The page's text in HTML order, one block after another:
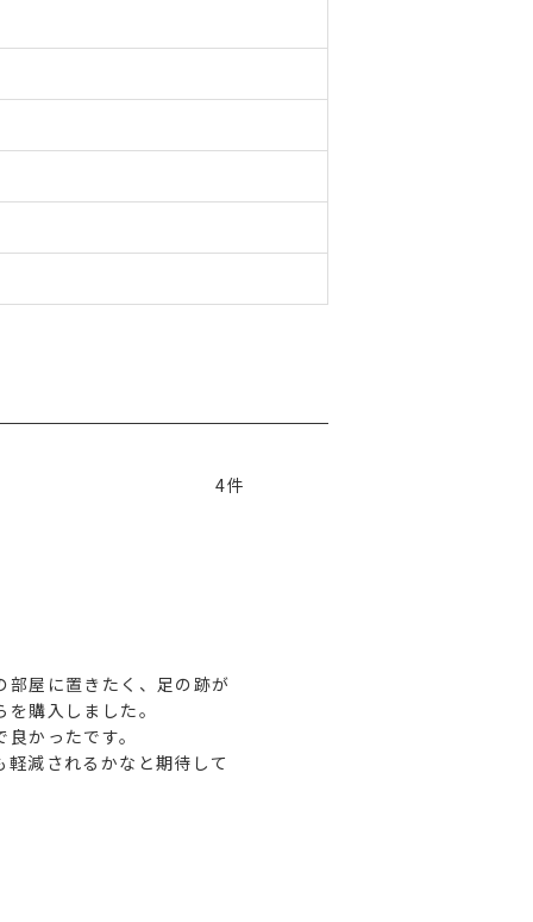
4
部屋に置きたく、足の跡が
購入しました。
かったです。
減されるかなと期待して